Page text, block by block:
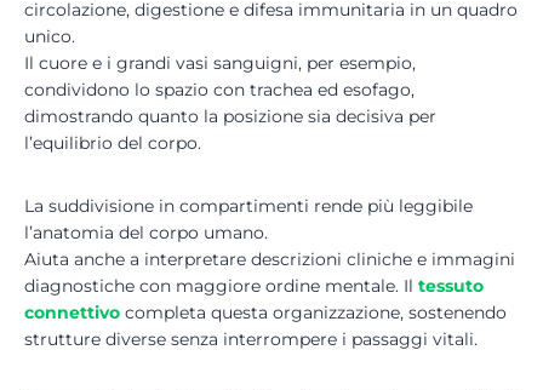
circolazione, digestione e difesa immunitaria in un quadro
unico.
Il cuore e i grandi vasi sanguigni, per esempio,
condividono lo spazio con trachea ed esofago,
dimostrando quanto la posizione sia decisiva per
l’equilibrio del corpo.
La suddivisione in compartimenti rende più leggibile
l’anatomia del corpo umano.
Aiuta anche a interpretare descrizioni cliniche e immagini
diagnostiche con maggiore ordine mentale. Il tessuto
connettivo completa questa organizzazione, sostenendo
strutture diverse senza interrompere i passaggi vitali.